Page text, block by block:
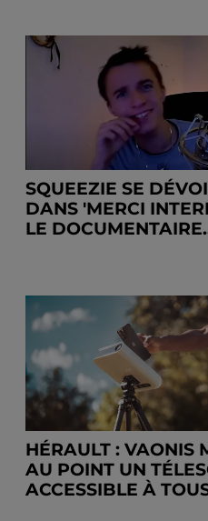
SQUEEZIE SE
DANS 'MERCI
LE
HÉRAULT : VAONIS
AU POINT UN
ACCESSIBLE À